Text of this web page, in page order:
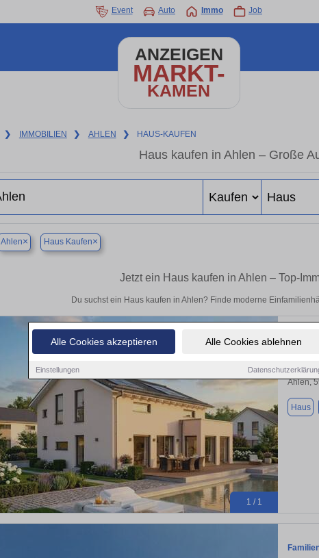
Alle Cookies akzeptieren Alle Cookies ablehnen
Einstellungen
Event Auto Immo Job
ANZEIGEN
MARKT-
KAMEN
❯ IMMOBILIEN ❯ AHLEN ❯ HAUS-KAUFEN
Haus kaufen in Ahlen – Große
Ahlen× Haus Kaufen×
Jetzt ein Haus kaufen in Ahlen – Top-
Du suchst ein Haus kaufen in Ahlen? Finde moderne
1 / 1
Haus
Ahlen,
Haus